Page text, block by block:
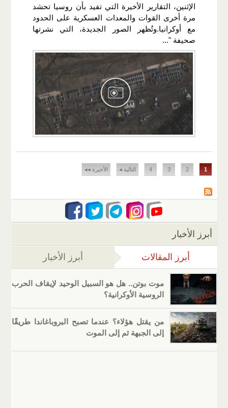
الإثنين، التقارير الأخيرة التي تفيد بأن روسيا تحشد
مرة أخرى القوات والمعدات العسكرية على الحدود
مع أوكرانيا.وتُظهر الصور الجديدة، التي نشرتها
صحيفة "...
الصفحات
1
2
3
4 التالية ◂ الأخيرة ◂◂
أبرز الأخبار
أبرز المقالات (علامة التبويب النشطة)
أبرز الأخبار
موت بوتن.. هل هو السبيل الوحيد لإيقاف الحرب
الروسية الأوكرانية؟
من يقتل هؤلاء؟ عندما تصبح البروباغاندا طريقًا
إلى الجبهة ثم إلى الموت